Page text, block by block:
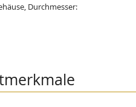
Durchmesser: